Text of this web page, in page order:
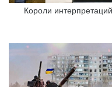
Короли интерпретаций